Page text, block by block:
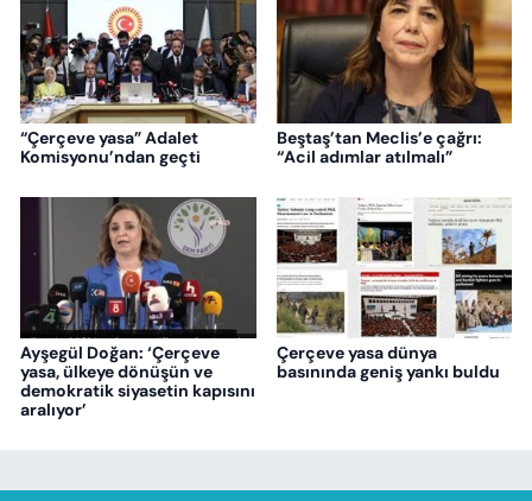
“Çerçeve yasa” Adalet
Komisyonu’ndan geçti
Beştaş’tan Meclis’e çağrı:
“Acil adımlar atılmalı”
Ayşegül Doğan: ‘Çerçeve
yasa, ülkeye dönüşün ve
demokratik siyasetin kapısını
aralıyor’
Çerçeve yasa dünya
basınında geniş yankı buldu